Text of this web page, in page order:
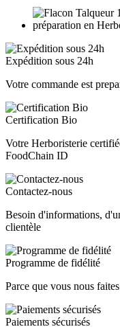
Expédition sous 24h
Votre commande est
Certification Bio
Votre Herboristerie
FoodChain ID
Contactez-nous
Besoin d'informations,
clientèle
Programme de fidélité
Parce que vous nous
Paiements sécurisés